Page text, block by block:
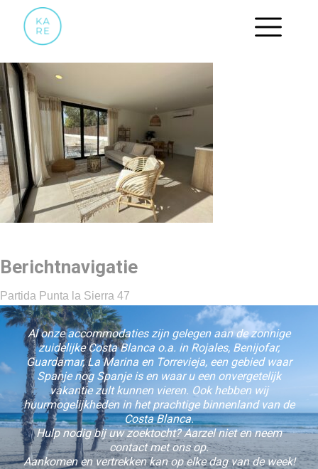
Berichtnavigatie
Partida Punta la Sierra 47
Al onze accommodaties zijn gelegen aan de zonnige
zuidelijke Costa Blanca o.a. in Rojales, Benijofar,
Guardamar, La Marina en Torrevieja, een gebied waar
Spanje nog Spanje is en waar u een onvergetelijk
vakantie zult kunnen vieren. Ook hebben wij
huurmogelijkheden in het prachtige binnenland van de
Costa Blanca.
Hulp nodig bij uw zoektocht? Aarzel niet en neem
contact met ons op.
Aankomen en vertrekken kan op elke dag van de week!